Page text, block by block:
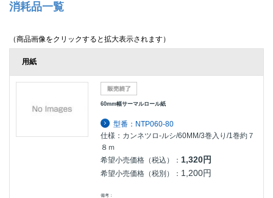
消耗品一覧
（商品画像をクリックすると拡大表示されます）
用紙
60mm幅サーマルロール紙
型番：NTP060-80
仕様：カンネツロ-ルシ/60MM/3巻入り/1巻約７
８ｍ
希望小売価格（税込）： 1,320円
希望小売価格（税別）： 1,200円
備考：